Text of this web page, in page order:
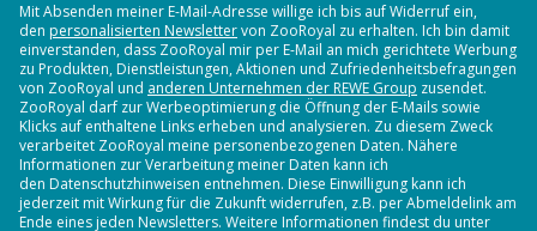
Mit Absenden meiner E-Mail-Adresse willige ich bis auf Widerruf ein,
den personalisierten Newslettervon ZooRoyal zu erhalten. Ich bin damit
einverstanden, dass ZooRoyal mir per E-Mail an mich gerichtete Werbung
zu Produkten, Dienstleistungen, Aktionen und Zufriedenheitsbefragungen
von ZooRoyal und anderen Unternehmen der REWE Group zusendet.
ZooRoyal darf zur Werbeoptimierung die Öffnung der E-Mails sowie
Klicks auf enthaltene Links erheben und analysieren. Zu diesem Zweck
verarbeitet ZooRoyal meine personenbezogenen Daten. Nähere
Informationen zur Verarbeitung meiner Daten kann ich
den Datenschutzhinweisen entnehmen. Diese Einwilligung kann ich
jederzeit mit Wirkung für die Zukunft widerrufen, z.B. per Abmeldelink am
Ende eines jeden Newsletters. Weitere Informationen findest du unter